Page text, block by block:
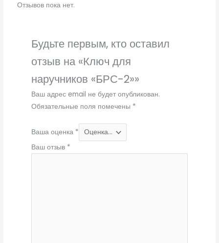
Отзывов пока нет.
Будьте первым, кто оставил
отзыв на «Ключ для
наручников «БРС-2»»
Ваш адрес email не будет опубликован.
Обязательные поля помечены *
Ваша оценка *
Ваш отзыв *